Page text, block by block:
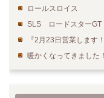
ロールスロイス
SLS ロードスター
『2月23日営業します
暖かくなってきました！